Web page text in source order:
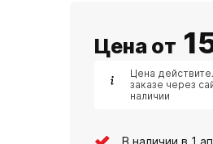
Цена от
Цена
заказе через
наличии
В наличии в 1